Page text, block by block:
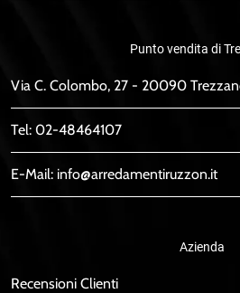
Punto vendita di
Via C. Colombo, 27 - 20090
Tel: 02-48464107
E-Mail: info@arredamentiruzzon.it
Azienda
Recensioni Clienti